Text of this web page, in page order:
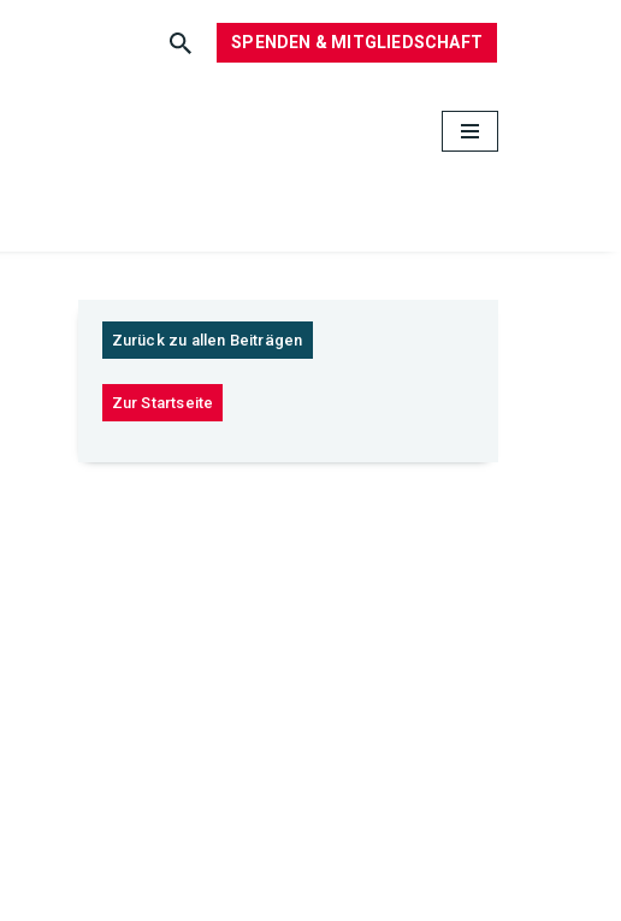
SPENDEN & MITGLIEDSCHAFT
Zurück zu allen Beiträgen
Zur Startseite